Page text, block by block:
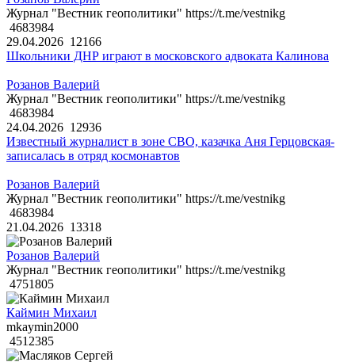
Журнал "Вестник геополитики" https://t.me/vestnikg
4683984
29.04.2026 12166
Школьники ДНР играют в московского адвоката Калинова
Розанов Валерий
Журнал "Вестник геополитики" https://t.me/vestnikg
4683984
24.04.2026 12936
Известный журналист в зоне СВО, казачка Аня Герцовская-
записалась в отряд космонавтов
Розанов Валерий
Журнал "Вестник геополитики" https://t.me/vestnikg
4683984
21.04.2026 13318
Розанов Валерий
Журнал "Вестник геополитики" https://t.me/vestnikg
4751805
Каймин Михаил
mkaymin2000
4512385